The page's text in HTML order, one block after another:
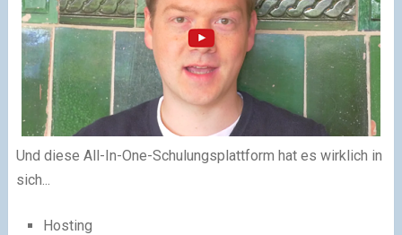
Und diese All-In-One-Schulungsplattform hat es wirklich in
sich...
Hosting